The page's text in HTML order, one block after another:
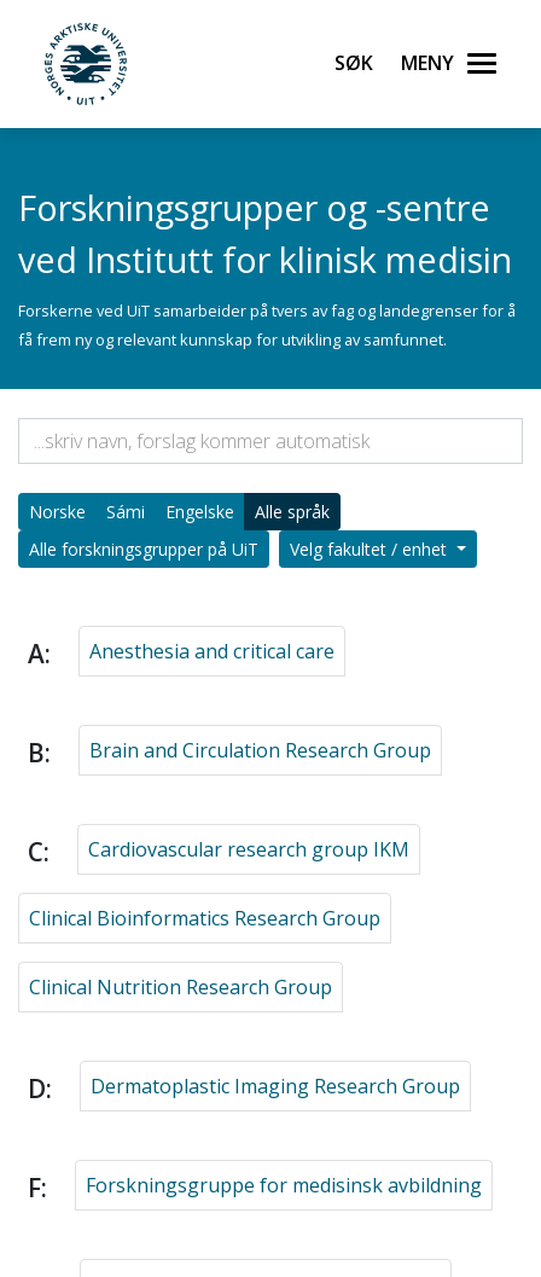
Gå til hovedinnhold
UiT Norges arktiske universitet
Søk Meny
Forskningsgrupper og -sentre
ved Institutt for klinisk medisin
Forskerne ved UiT samarbeider på tvers av fag og landegrenser for å
få frem ny og relevant kunnskap for utvikling av samfunnet.
Norske Sámi Engelske
Alle språk
Alle forskningsgrupper på UiT
Velg fakultet / enhet
A: Anesthesia and critical care
B: Brain and Circulation Research Group
C: Cardiovascular research group IKM
Clinical Bioinformatics Research Group
Clinical Nutrition Research Group
D: Dermatoplastic Imaging Research Group
F: Forskningsgruppe for medisinsk avbildning